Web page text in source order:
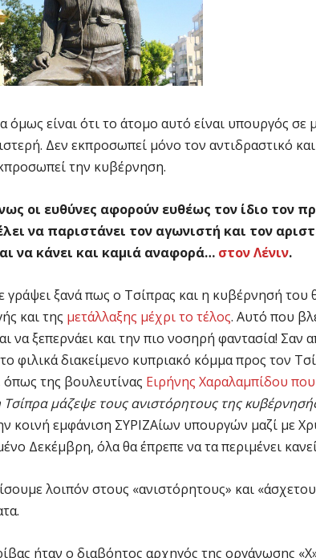
όμως είναι ότι το άτομο αυτό είναι υπουργός
Δεν εκπροσωπεί μόνο τον αντιδραστικό
την κυβέρνηση.
οι ευθύνες αφορούν ευθέως τον ίδιο τον
να παριστάνει τον αγωνιστή και τον
να κάνει και καμιά αναφορά… στον Λένιν.
γράψει ξανά πως ο Τσίπρας και η κυβέρνησή του
και της μετάλλαξης μέχρι το τέλος. Αυτό που
να ξεπερνάει και την πιο νοσηρή φαντασία! Σαν
φιλικά διακείμενο κυπριακό κόμμα προς τον
της βουλευτίνας Ειρήνης Χαραλαμπίδου
Τσίπρα μάζεψε τους ανιστόρητους της
κοινή εμφάνιση ΣΥΡΙΖΑίων υπουργών μαζί με
Δεκέμβρη, όλα θα έπρεπε να τα περιμένει
λοιπόν στους «ανιστόρητους» και
ήταν ο διαβόητος αρχηγός της οργάνωσης